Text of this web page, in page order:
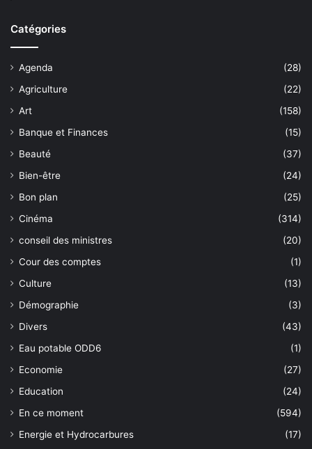
Catégories
Agenda
(28)
Agriculture
(22)
Art
(158)
Banque et Finances
(15)
Beauté
(37)
Bien-être
(24)
Bon plan
(25)
Cinéma
(314)
conseil des ministres
(20)
Cour des comptes
(1)
Culture
(13)
Démographie
(3)
Divers
(43)
Eau potable ODD6
(1)
Economie
(27)
Education
(24)
En ce moment
(594)
Energie et Hydrocarbures
(17)